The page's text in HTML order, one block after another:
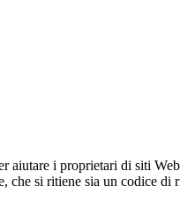
i proprietari di siti
che si ritiene sia un codice